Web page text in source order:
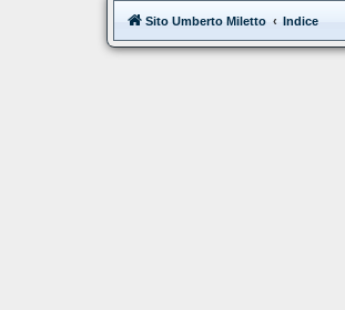
Sito Umberto Miletto Indice